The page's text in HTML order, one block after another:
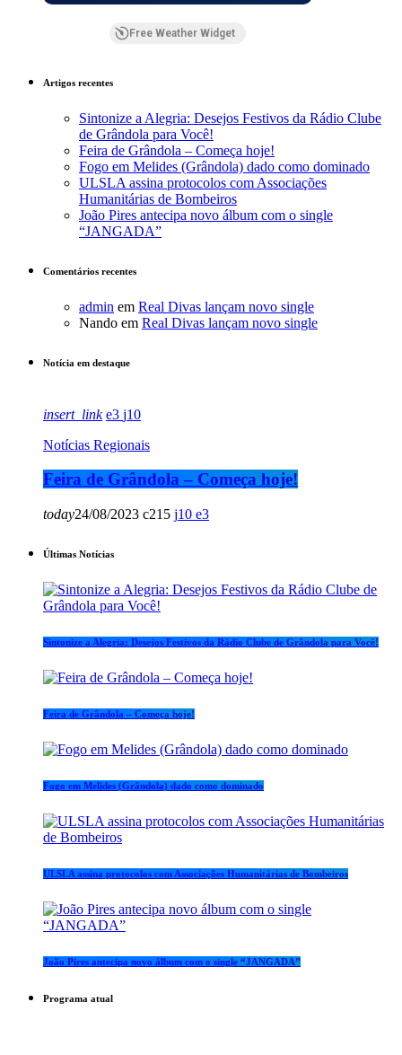
Free Weather Widget
Artigos recentes
Sintonize a Alegria: Desejos Festivos da Rádio Clube
de Grândola para Você!
Feira de Grândola – Começa hoje!
Fogo em Melides (Grândola) dado como dominado
ULSLA assina protocolos com Associações
Humanitárias de Bombeiros
João Pires antecipa novo álbum com o single
“JANGADA”
Comentários recentes
admin em Real Divas lançam novo single
Nando em Real Divas lançam novo single
Notícia em destaque
insert_link 3 10
Notícias Regionais
Feira de Grândola – Começa hoje!
today24/08/2023 215 10 3
Últimas Notícias
Sintonize a Alegria: Desejos Festivos da Rádio Clube de Grândola para Você!
Feira de Grândola – Começa hoje!
Fogo em Melides (Grândola) dado como dominado
ULSLA assina protocolos com Associações Humanitárias de Bombeiros
João Pires antecipa novo álbum com o single “JANGADA”
Programa atual